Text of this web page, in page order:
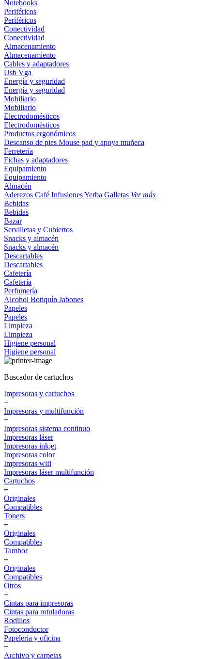
Notebooks
Periféricos
Periféricos
Conectividad
Conectividad
Almacenamiento
Almacenamiento
Cables y adaptadores
Usb Vga
Energía y seguridad
Energía y seguridad
Mobiliario
Mobiliario
Electrodomésticos
Electrodomésticos
Productos ergonómicos
Descanso de pies Mouse pad y apoya muñeca
Ferretería
Fichas y adaptadores
Equipamiento
Equipamiento
Almacén
Aderezos Café InfusionesYerba Galletas Ver más
Bebidas
Bebidas
Bazar
Servilletas y Cubiertos
Snacks y almacén
Snacks y almacén
Descartables
Descartables
Cafetería
Cafetería
Perfumería
Alcohol Botiquín Jabones
Papeles
Papeles
Limpieza
Limpieza
Higiene personal
Higiene personal
Buscador de cartuchos
Impresoras y cartuchos
+
Impresoras y multifunción
+
Impresoras sistema continuo
Impresoras láser
Impresoras inkjet
Impresoras color
Impresoras wifi
Impresoras láser multifunción
Cartuchos
+
Originales
Compatibles
Toners
+
Originales
Compatibles
Tambor
+
Originales
Compatibles
Otros
+
Cintas para impresoras
Cintas para rotuladoras
Rodillos
Fotoconductor
Papeleria y oficina
+
Archivo y carpetas